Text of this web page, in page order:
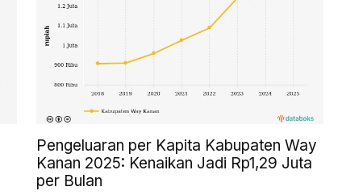
Pengeluaran per Kapita Kabupaten Way
Kanan 2025: Kenaikan Jadi Rp1,29 Juta
per Bulan